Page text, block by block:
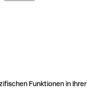
Funktionen in Ihrer